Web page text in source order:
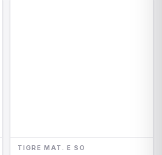
TIGRE MAT. E SO